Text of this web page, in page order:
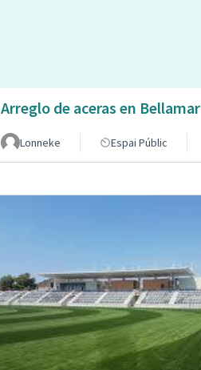
Arreglo de aceras en Bellamar
Lonneke Espai Públic